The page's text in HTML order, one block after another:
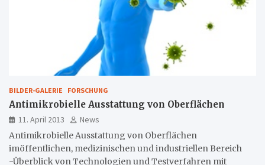
BILDER-GALERIE FORSCHUNG
Antimikrobielle Ausstattung von Oberflächen
11. April 2013
News
Antimikrobielle Ausstattung von Oberflächen
imöffentlichen, medizinischen und industriellen Bereich
-Überblick von Technologien und Testverfahren mit